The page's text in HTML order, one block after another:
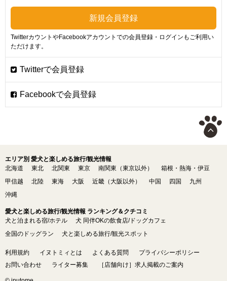
TwitterカウントやFacebookアカウントでの会員登録・ログインもご利用い
ただけます。
エリア別 愛犬と楽しめる旅行/観光情報
北海道
東北 北関東 東京 南関東（東京以外）
箱根・熱海・伊豆
甲信越
北陸 東海 大阪 近畿（大阪以外） 中国 四国
九州
沖縄
愛犬と楽しめる旅行/観光情報 ランキング＆クチコミ
犬と泊まれる宿/ホテル
犬 同伴OKの飲食店/ドッグカフェ
全国のドッグラン
犬と楽しめる旅行/観光スポット
利用規約 イヌトミィとは よくある質問
プライバシーポリシー
お問い合わせ
ライター募集 ［店舗向け］求人掲載のご案内